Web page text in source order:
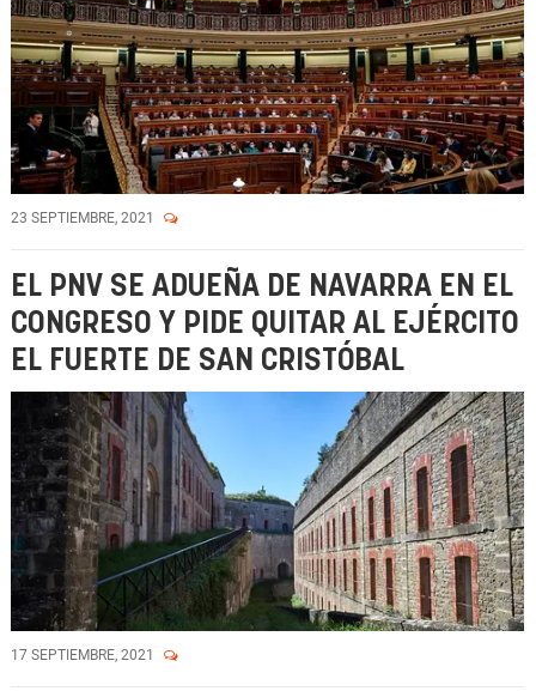
23 SEPTIEMBRE, 2021
EL PNV SE ADUEÑA DE NAVARRA EN EL
CONGRESO Y PIDE QUITAR AL EJÉRCITO
EL FUERTE DE SAN CRISTÓBAL
17 SEPTIEMBRE, 2021